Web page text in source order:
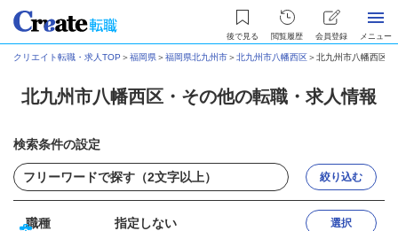
後で見る 閲覧履歴 会員登録 メニュー
クリエイト転職・求人TOP ＞福岡県＞福岡県北九州市＞北九州市八幡西区＞北九州市八幡西区
北九州市八幡西区・その他の転職・求人情報
検索条件の設定
絞り込む
職種 指定しない 選択